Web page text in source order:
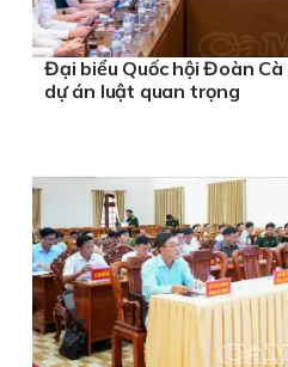
Đại biểu Quốc hội Đoàn
dự án luật quan trọng